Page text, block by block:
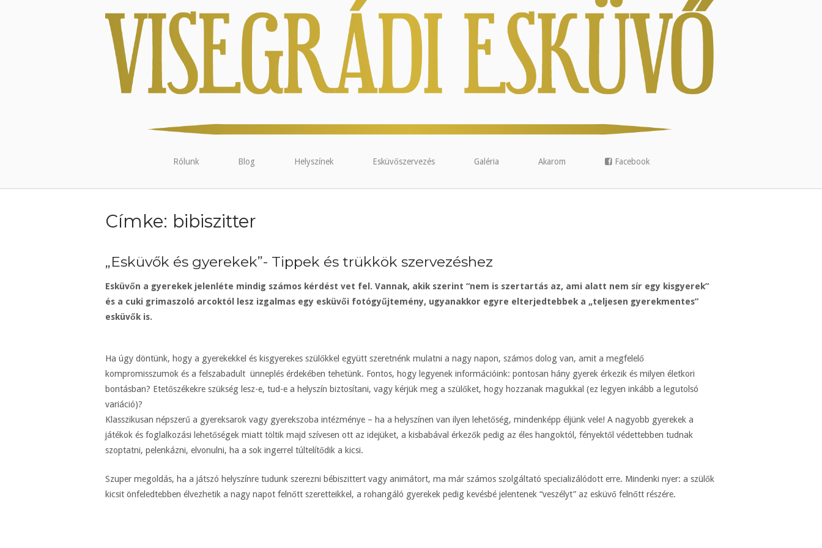
Rólunk Blog Helyszínek Esküvőszervezés Galéria Akarom Facebook
Címke: bibiszitter
„Esküvők és gyerekek”- Tippek és trükkök szervezéshez
Esküvőn a gyerekek jelenléte mindig számos kérdést vet fel. Vannak, akik szerint “nem is szertartás az, ami alatt nem sír egy kisgyerek”
és a cuki grimaszoló arcoktól lesz izgalmas egy esküvői fotógyűjtemény, ugyanakkor egyre elterjedtebbek a „teljesen gyerekmentes”
esküvők is.
Ha úgy döntünk, hogy a gyerekekkel és kisgyerekes szülőkkel együtt szeretnénk mulatni a nagy napon, számos dolog van, amit a megfelelő
kompromisszumok és a felszabadult ünneplés érdekében tehetünk. Fontos, hogy legyenek információink: pontosan hány gyerek érkezik és milyen életkori
bontásban? Etetőszékekre szükség lesz-e, tud-e a helyszín biztosítani, vagy kérjük meg a szülőket, hogy hozzanak magukkal (ez legyen inkább a legutolsó
variáció)?
Klasszikusan népszerű a gyereksarok vagy gyerekszoba intézménye – ha a helyszínen van ilyen lehetőség, mindenképp éljünk vele! A nagyobb gyerekek a
játékok és foglalkozási lehetőségek miatt töltik majd szívesen ott az idejüket, a kisbabával érkezők pedig az éles hangoktól, fényektől védettebben tudnak
szoptatni, pelenkázni, elvonulni, ha a sok ingerrel túltelítődik a kicsi.
Szuper megoldás, ha a játszó helyszínre tudunk szerezni bébiszittert vagy animátort, ma már számos szolgáltató specializálódott erre. Mindenki nyer: a szülők
kicsit önfeledtebben élvezhetik a nagy napot felnőtt szeretteikkel, a rohangáló gyerekek pedig kevésbé jelentenek “veszélyt” az esküvő felnőtt részére.